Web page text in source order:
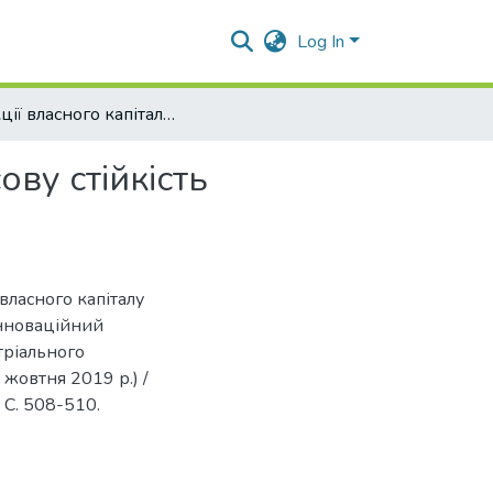
Log In
Функції власного капіталу та його вплив на фінансову стійкість підприємства
стійкість
капіталу
жовтня 2019 р.) /
С. 508-510.